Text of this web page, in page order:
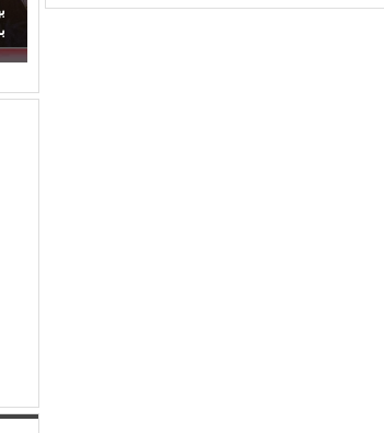
النجار) يحرك المياه الراكدة.. لماذا اكتفينا